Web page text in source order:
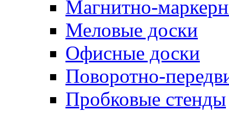
Магнитно-
Меловые доски
Офисные доски
Поворотно-
Пробковые стенды